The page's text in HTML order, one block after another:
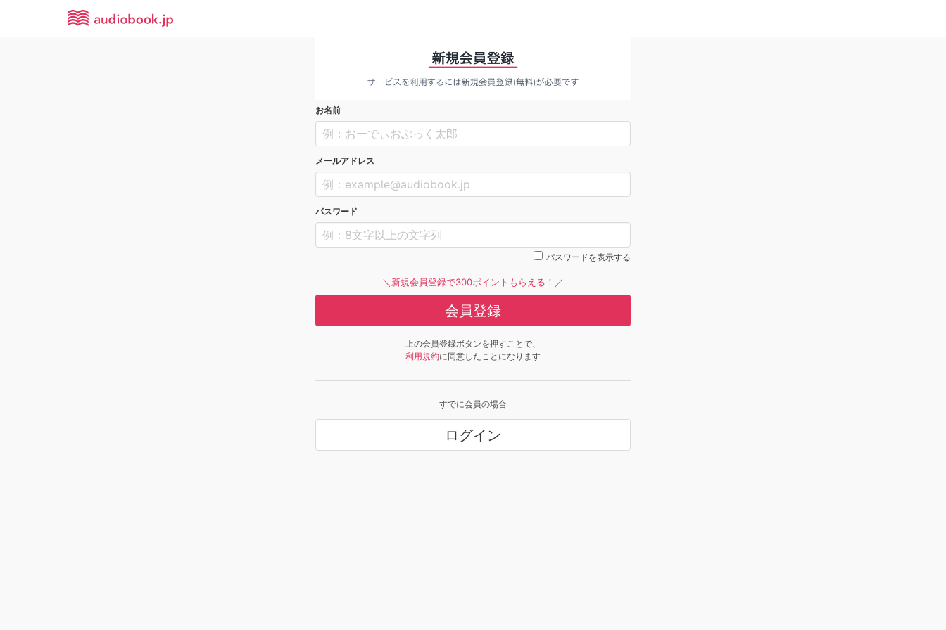
お名前
メールアドレス
パスワード
パスワードを表示する
＼新規会員登録で300ポイントもらえる！／
会員登録
上の会員登録ボタンを押すことで、
利用規約に同意したことになります
すでに会員の場合
ログイン